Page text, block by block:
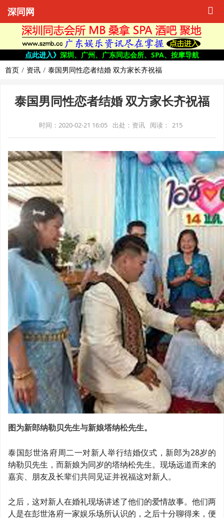
深同网
点此进入》 深圳、广州、广东同志会所、SPA、按摩导航
首页
资讯 泰国男同性恋者结婚 双方家长齐祝福
泰国男同性恋者结婚 双方家长齐祝福
时间：2020-02-21 16:05 出处：资讯 阅读： 215
图为新郎纳勒贝先生与新娘塔纳松先生。
泰国彭世洛府周二一对新人举行结婚仪式，新郎为28岁的
纳勒贝先生，而新娘为同岁的塔纳松先生。现场远道而来的
嘉宾、朋友及长辈们共同见证并祝福这对新人。
之后，这对新人在婚礼现场讲述了他们的爱情故事。他们两
人是在彭世洛府一家娱乐场所认识的，之后十分聊得来，便